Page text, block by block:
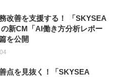
改善を支援する！ 「SKYSEA
新CM「AI働き方分析レポー
を公開
点を見抜く！「SKYSEA